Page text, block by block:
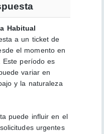
Habitual
a un ticket de
el momento en
Este período es
variar en
y la naturaleza
puede influir en el
urgentes